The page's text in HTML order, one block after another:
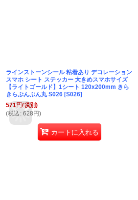
ラインストーンシール 粘着あり デコレーション
スマホ シート ステッカー 大きめスマホサイズ
【ライトゴールド】1シート 120x200mm きら
きらぷんぷん丸 S026 [S026]
571円(税別)
(税込 : 628 円)
カートに入れる